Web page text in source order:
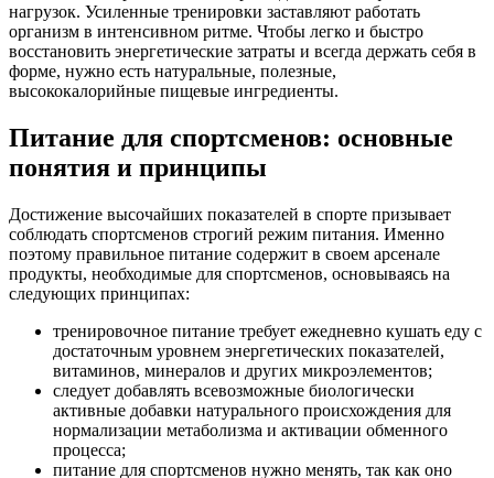
нагрузок. Усиленные тренировки заставляют работать
организм в интенсивном ритме. Чтобы легко и быстро
восстановить энергетические затраты и всегда держать себя в
форме, нужно есть натуральные, полезные,
высококалорийные пищевые ингредиенты.
Питание для спортсменов: основные
понятия и принципы
Достижение высочайших показателей в спорте призывает
соблюдать спортсменов строгий режим питания. Именно
поэтому правильное питание содержит в своем арсенале
продукты, необходимые для спортсменов, основываясь на
следующих принципах:
тренировочное питание требует ежедневно кушать еду с
достаточным уровнем энергетических показателей,
витаминов, минералов и других микроэлементов;
следует добавлять всевозможные биологически
активные добавки натурального происхождения для
нормализации метаболизма и активации обменного
процесса;
питание для спортсменов нужно менять, так как оно